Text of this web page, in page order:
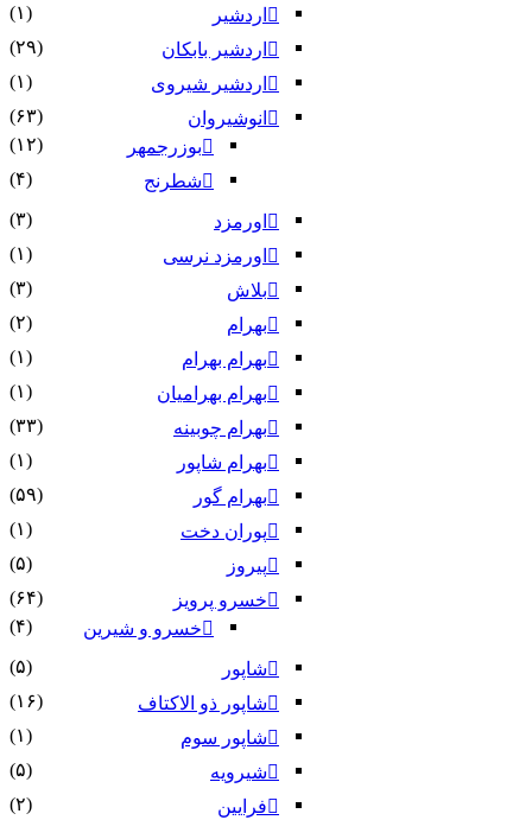
اردشیر
(۱)
اردشیر بابکان
(۲۹)
اردشیر شیروی
(۱)
انوشیروان
(۶۳)
بوزرجمهر
(۱۲)
شطرنج
(۴)
اورمزد
(۳)
اورمزد نرسى‏
(۱)
بلاش
(۳)
بهرام
(۲)
بهرام بهرام
(۱)
بهرام بهرامیان‏
(۱)
بهرام چوبینه
(۳۳)
بهرام شاپور
(۱)
بهرام گور
(۵۹)
پوران دخت
(۱)
پیروز
(۵)
خسرو پرویز
(۶۴)
خسرو و شیرین
(۴)
شاپور
(۵)
شاپور ذو الاکتاف
(۱۶)
شاپور سوم‏
(۱)
شیرویه
(۵)
فرایین
(۲)